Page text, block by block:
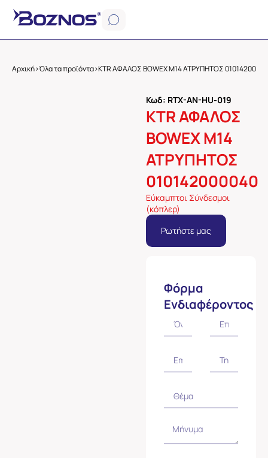
Αρχική>Όλα τα προϊόντα>KTR ΑΦΑΛΟΣ BOWEX M14 ΑΤΡΥΠΗΤΟΣ
Κωδ: RTX-AN-HU-019
KTR ΑΦΑΛΟΣ
BOWEX M14
ΑΤΡΥΠΗΤΟΣ
010142000040
Εύκαμπτοι Σύνδεσμοι
(κόπλερ)
Ρωτήστε μας
Φόρμα
Ενδιαφέροντος